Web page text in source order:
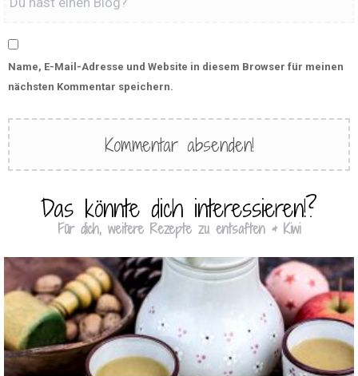
Name, E-Mail-Adresse und Website in diesem Browser für meinen
nächsten Kommentar speichern.
Das könnte dich interessieren!?
Für dich, weitere Rezepte zu entsaften & Kiwi